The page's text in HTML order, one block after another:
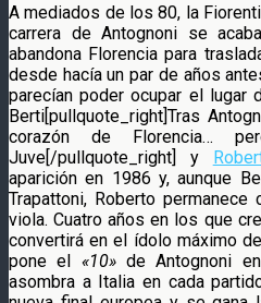
A mediados de los 80, la
carrera de Antognoni se
abandona Florencia para
desde hacía un par de años
parecían poder ocupar el lugar
Berti[pullquote_right]Tras
corazón de Florencia…
Juve[/pullquote_right] y
aparición en 1986 y, aunque
Trapattoni, Roberto
viola. Cuatro años en los que
convertirá en el ídolo máximo
pone el «10»de Antognoni
asombra a Italia en cada